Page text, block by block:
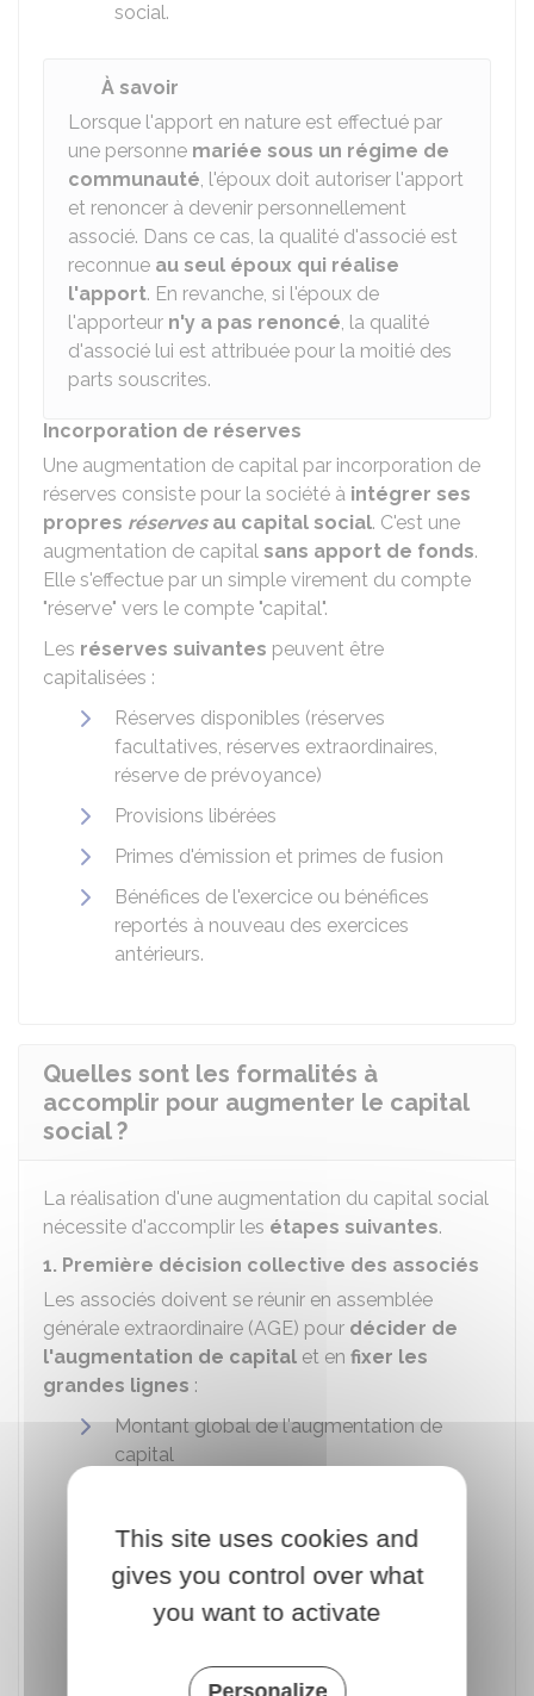
social.
À savoir
Lorsque l'apport en nature est effectué par
une personne mariée sous un régime de
communauté, l'époux doit autoriser l'apport
et renoncer à devenir personnellement
associé. Dans ce cas, la qualité d'associé est
reconnue au seul époux qui réalise
l'apport. En revanche, si l'époux de
l'apporteur n'y a pas renoncé, la qualité
d'associé lui est attribuée pour la moitié des
parts souscrites.
Incorporation de réserves
Une augmentation de capital par incorporation de
réserves consiste pour la société à intégrer ses
propres réservesau capital social. C'est une
augmentation de capital sans apport de fonds.
Elle s'effectue par un simple virement du compte
"réserve" vers le compte "capital".
Les réserves suivantes peuvent être
capitalisées :
Réserves disponibles (réserves
facultatives, réserves extraordinaires,
réserve de prévoyance)
Provisions libérées
Primes d'émission et primes de fusion
Bénéfices de l'exercice ou bénéfices
reportés à nouveau des exercices
antérieurs.
Quelles sont les formalités à
accomplir pour augmenter le capital
social ?
La réalisation d'une augmentation du capital social
nécessite d'accomplir les étapes suivantes.
1. Première décision collective des associés
Les associés doivent se réunir en assemblée
générale extraordinaire (AGE) pour décider de
l'augmentation de capital et en fixer les
grandes lignes :
Montant global de l'augmentation de
capital
nouveau montant de la valeur des parts
existantes
Droit de préférence accordé à chaque
associé
Délai accordé pour souscrire les parts (5
jours minimum)
This site uses cookies and
gives you control over what
you want to activate
Personalize